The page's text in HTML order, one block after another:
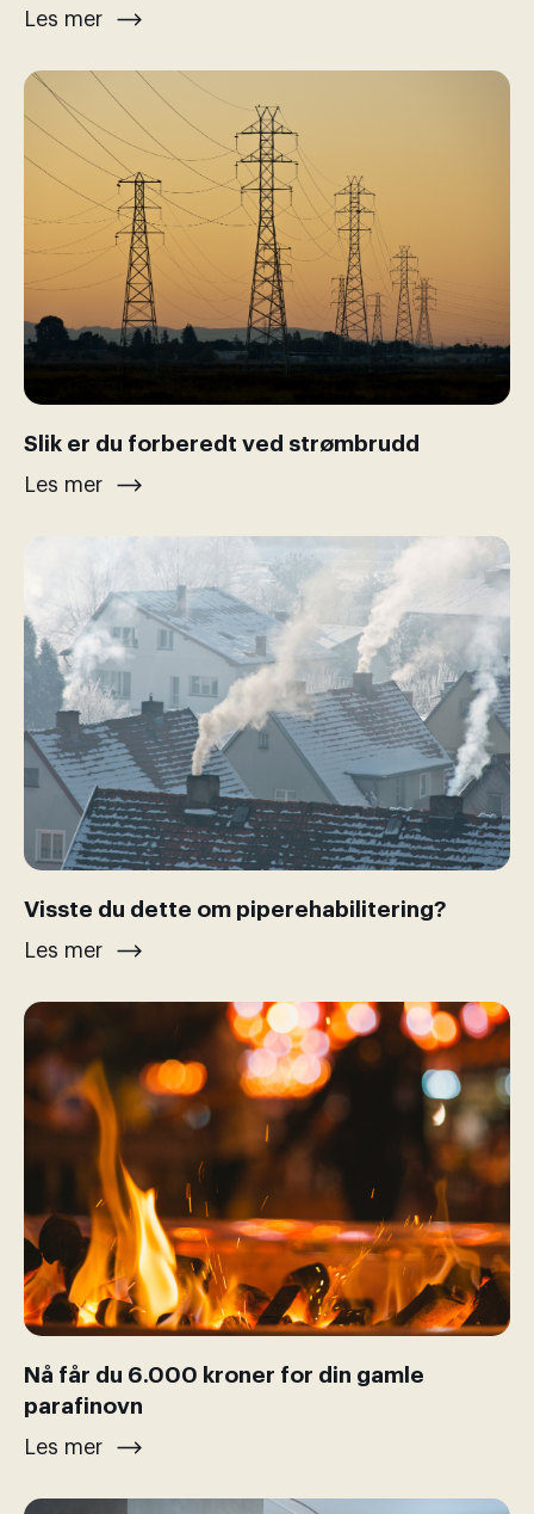
Les mer
Slik er du forberedt ved strømbrudd
Les mer
Visste du dette om piperehabilitering?
Les mer
Nå får du 6.000 kroner for din gamle
parafinovn
Les mer